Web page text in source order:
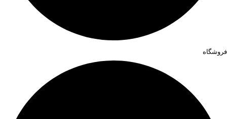
فروشگاه